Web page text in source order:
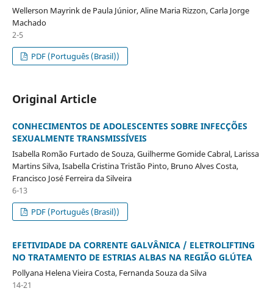
Wellerson Mayrink de Paula Júnior, Aline Maria Rizzon, Carla Jorge
Machado
2-5
PDF (Português (Brasil))
Original Article
CONHECIMENTOS DE ADOLESCENTES SOBRE INFECÇÕES
SEXUALMENTE TRANSMISSÍVEIS
Isabella Romão Furtado de Souza, Guilherme Gomide Cabral, Larissa
Martins Silva, Isabella Cristina Tristão Pinto, Bruno Alves Costa,
Francisco José Ferreira da Silveira
6-13
PDF (Português (Brasil))
EFETIVIDADE DA CORRENTE GALVÂNICA / ELETROLIFTING
NO TRATAMENTO DE ESTRIAS ALBAS NA REGIÃO GLÚTEA
Pollyana Helena Vieira Costa, Fernanda Souza da Silva
14-21